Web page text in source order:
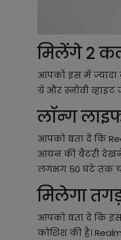
मिलेंगे 2
आपको इस में
ग्रे और स्नोवी
लॉन्ग
आपको बता दें कि
आयन की बैटरी देखने
लगभग 50 घंटे तक
मिलेगा
आपको बता दे कि
कोशिश की है।